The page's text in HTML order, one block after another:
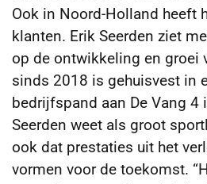
Ook in Noord-Holland heeft
klanten. Erik Seerden ziet
op de ontwikkeling en groei
sinds 2018 is gehuisvest in
bedrijfspand aan De Vang 4
Seerden weet als groot
ook dat prestaties uit het
vormen voor de toekomst.